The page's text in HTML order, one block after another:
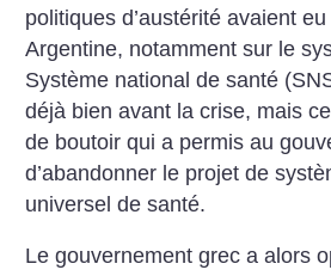
politiques d’austérité avaient
Argentine, notamment sur le
Système national de santé
déjà bien avant la crise, mais
de boutoir qui a permis au
d’abandonner le projet de
universel de santé.
Le gouvernement grec a alors